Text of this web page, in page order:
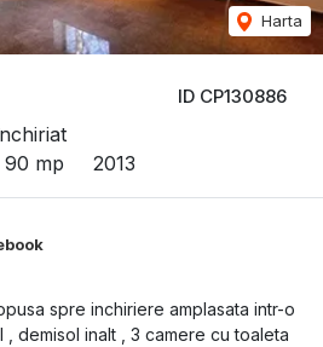
ID CP130886
90 mp 2013
Harta
spre inchiriere amplasata intr-o
demisol inalt , 3 camere cu toaleta